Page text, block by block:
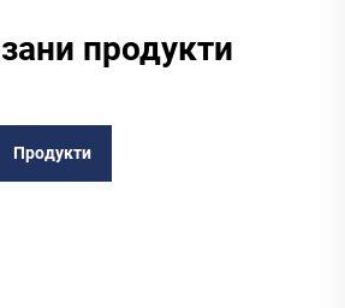
продукти
Продукти